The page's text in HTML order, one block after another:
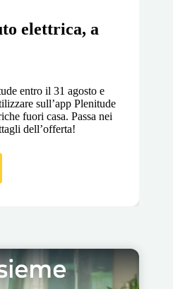
elettrica, a
entro il 31 agosto e
sull’app Plenitude
fuori casa. Passa nei
dell’offerta!